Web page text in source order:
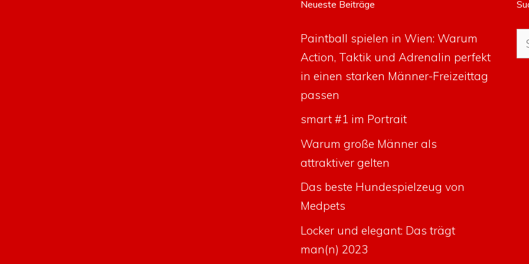
Neueste Beiträge
Paintball spielen in Wien: Warum
Action, Taktik und Adrenalin perfekt
in einen starken Männer-Freizeittag
passen
smart #1 im Portrait
Warum große Männer als
attraktiver gelten
Das beste Hundespielzeug von
Medpets
Locker und elegant: Das trägt
man(n) 2023